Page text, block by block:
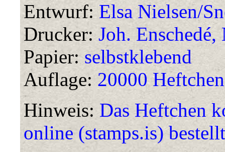
Entwurf: Elsa Nielsen/
Drucker: Joh. Enschedé,
Papier: selbstklebend
Auflage: 20000 Heftchen
Hinweis: Das Heftchen
online (stamps.is)